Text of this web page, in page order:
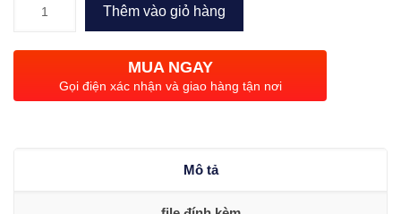
tâm
lượng
Thêm vào giỏ hàng
MUA NGAY
Gọi điện xác nhận và giao hàng tận nơi
Mô tả